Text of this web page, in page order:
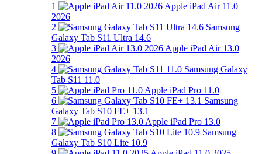
1
Apple iPad Air 11.0
2026
2
Samsung
Galaxy Tab S11 Ultra 14.6
3
Apple iPad Air 13.0
2026
4
Samsung Galaxy
Tab S11 11.0
5
Apple iPad Pro 11.0
6
Samsung
Galaxy Tab S10 FE+ 13.1
7
Apple iPad Pro 13.0
8
Samsung
Galaxy Tab S10 Lite 10.9